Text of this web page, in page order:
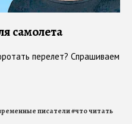
самолета
перелет? Спрашиваем
писатели#что читать